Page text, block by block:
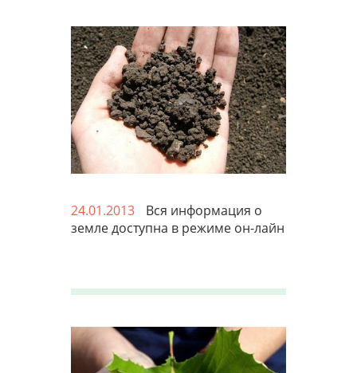
24.01.2013
Вся информация о
земле доступна в режиме он-лайн